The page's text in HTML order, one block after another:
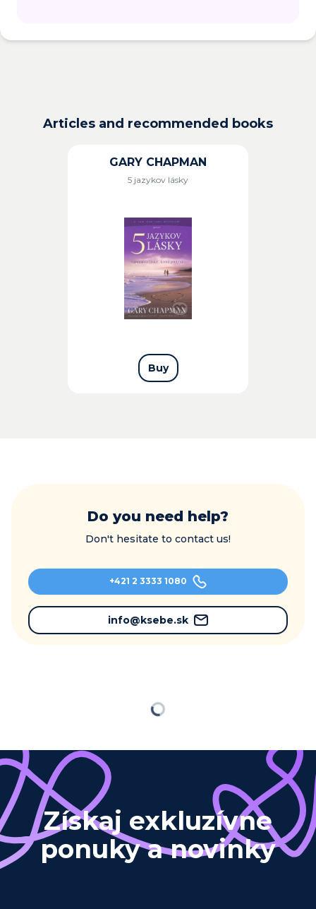
Articles and recommended books
GARY CHAPMAN
5 jazykov lásky
Buy
Do you need help?
Don't hesitate to contact us!
+421 2 3333 1080
info@ksebe.sk
Loading
Získaj exkluzívne
ponuky a novinky